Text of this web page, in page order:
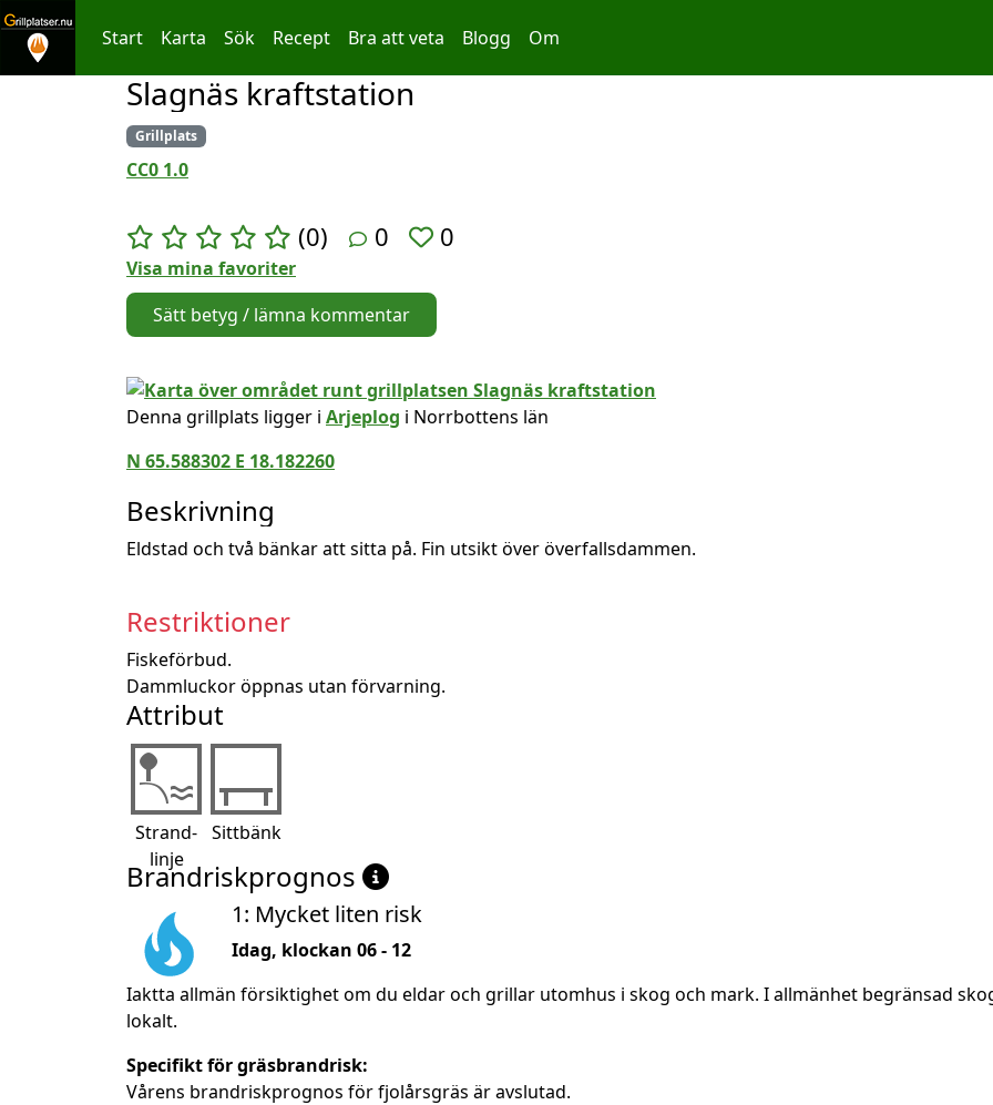
Hoppa till innehållet
Start Karta Sök Recept Bra att veta Blogg Om
Slagnäs kraftstation
Grillplats
CC0 1.0
(0) 0 0
Visa mina favoriter
Sätt betyg / lämna kommentar
Denna grillplats ligger i Arjeplog i Norrbottens län
N 65.588302 E 18.182260
Beskrivning
Eldstad och två bänkar att sitta på. Fin utsikt över överfallsdammen.
Restriktioner
Fiskeförbud.
Dammluckor öppnas utan förvarning.
Attribut
Strand-
linje
Sittbänk
Brandriskprognos
1: Mycket liten risk
Idag, klockan 06 - 12
Iaktta allmän försiktighet om du eldar och grillar utomhus i skog och mark. I allmänhet begränsad
lokalt.
Specifikt för gräsbrandrisk:
Vårens brandriskprognos för fjolårsgräs är avslutad.